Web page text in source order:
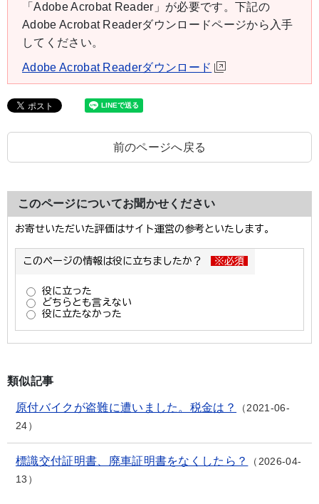
「Adobe Acrobat Reader」が必要です。下記の
Adobe Acrobat Readerダウンロードページから入手
してください。
Adobe Acrobat Readerダウンロード
前のページへ戻る
このページについてお聞かせください
類似記事
原付バイクが盗難に遭いました。税金は？
2021-06-
24
標識交付証明書、廃車証明書をなくしたら？
2026-04-
13